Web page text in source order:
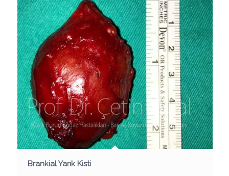
Brankial Yarık Kisti